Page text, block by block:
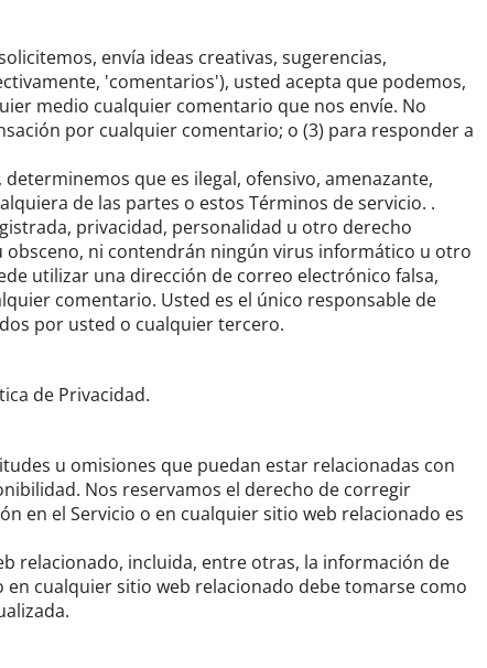
envía ideas creativas, sugerencias,
'comentarios'), usted acepta que podemos,
medio cualquier comentario que nos envíe. No
por cualquier comentario; o (3) para responder a
que es ilegal, ofensivo, amenazante,
de las partes o estos Términos de servicio. .
privacidad, personalidad u otro derecho
ni contendrán ningún virus informático u otro
utilizar una dirección de correo electrónico falsa,
comentario. Usted es el único responsable de
por usted o cualquier tercero.
de Privacidad.
u omisiones que puedan estar relacionadas con
Nos reservamos el derecho de corregir
en el Servicio o en cualquier sitio web relacionado es
relacionado, incluida, entre otras, la información de
en cualquier sitio web relacionado debe tomarse como